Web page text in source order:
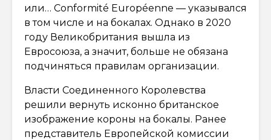
или… Conformité Européenne — указывался
в том числе и на бокалах. Однако в 2020
году Великобритания вышла из
Евросоюза, а значит, больше не обязана
подчиняться правилам организации.
Власти Соединенного Королевства
решили вернуть исконно британское
изображение короны на бокалы. Ранее
представитель Европейской комиссии